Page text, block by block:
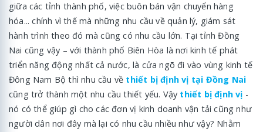
giữa các tỉnh thành phố, việc buôn bán vận chuyển hàng
hóa... chính vì thế mà những nhu cầu về quản lý, giám sát
hành trình theo đó mà cũng có nhu cầu lớn. Tại tỉnh Đồng
Nai cũng vậy – với thành phố Biên Hòa là nơi kinh tế phát
triển năng động nhất cả nước, là cửa ngõ đi vào vùng kinh tế
Đông Nam Bộ thì nhu cầu về thiết bị định vị tại Đồng Nai
cũng trở thành một nhu cầu thiết yếu. Vậy thiết bị định vị -
nó có thể giúp gì cho các đơn vị kinh doanh vận tải cũng như
người dân nơi đây mà lại có nhu cầu nhiều như vậy? Nhằm